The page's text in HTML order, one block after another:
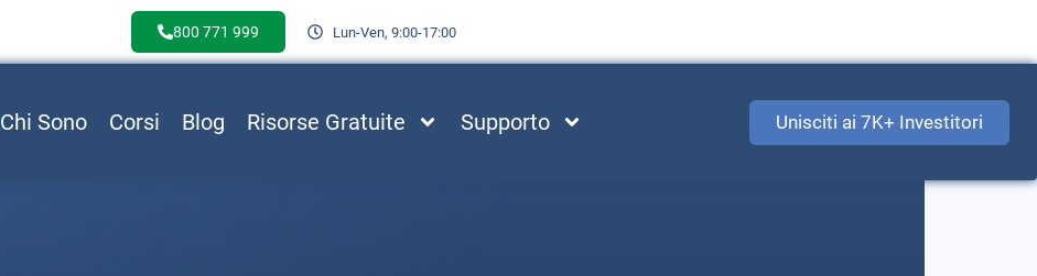
800 771 999 Lun-Ven, 9:00-17:00
Chi Sono Corsi Blog Risorse Gratuite Supporto Unisciti ai 7K+ Investitori